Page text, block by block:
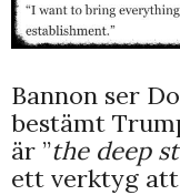
Bannon ser
bestämt
är ”the deep
ett verktyg